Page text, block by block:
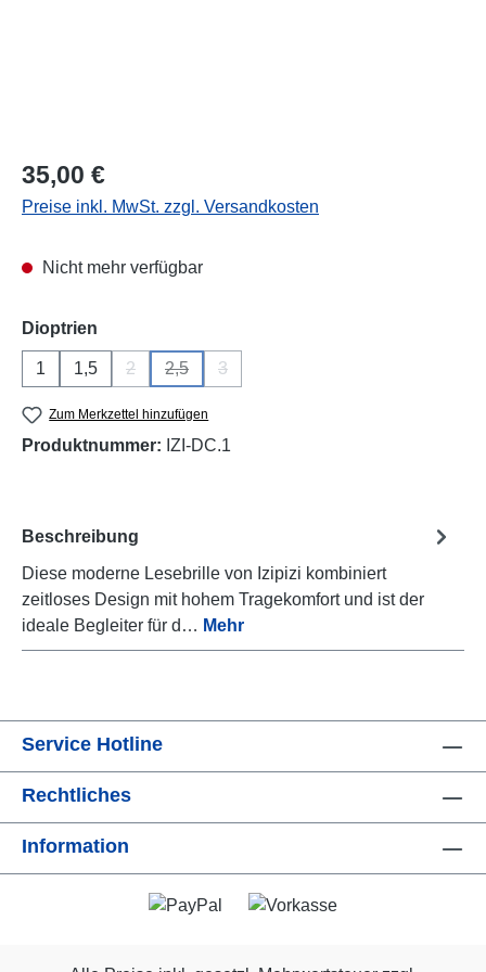
Regulärer Preis:
35,00 €
Preise inkl. MwSt. zzgl. Versandkosten
Nicht mehr verfügbar
Dioptrien
1 1,5 2
(Diese Option ist zurzeit nicht verfügbar.)
2,5
(Diese Option ist zurzeit nicht verfügbar.)
3
Zum Merkzettel hinzufügen
Produktnummer: IZI-DC.1
Beschreibung
Diese moderne Lesebrille von Izipizi kombiniert
zeitloses Design mit hohem Tragekomfort und ist der
ideale Begleiter für d… Mehr
Service Hotline
Rechtliches
Information